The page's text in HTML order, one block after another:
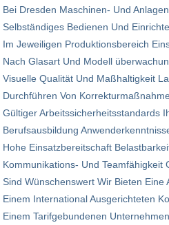
Bei Dresden Maschinen- Und
Selbständiges Bedienen Und
Im Jeweiligen Produktionsbereich
Nach Glasart Und Modell
Visuelle Qualität Und Maßhaltigkeit
Durchführen Von
Gültiger Arbeitssicherheitsstandards
Berufsausbildung
Hohe Einsatzbereitschaft
Kommunikations- Und Teamfähigkeit
Sind Wünschenswert Wir Bieten
Einem International Ausgerichteten
Einem Tarifgebundenen